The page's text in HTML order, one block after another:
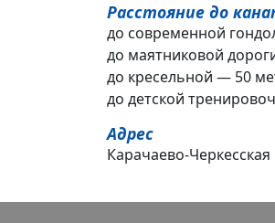
Расстояние до
до современной
до маятниковой
до кресельной — 50
до детской
Адрес
Карачаево-